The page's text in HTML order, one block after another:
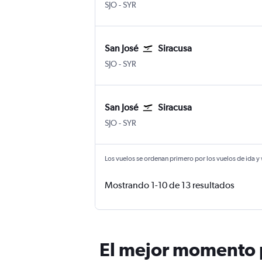
SJOSan José Internacional Juan Santamaría
-SYR
San José Siracusa
SJOSan José Internacional Juan Santamaría
-SYR
San José Siracusa
SJOSan José Internacional Juan Santamaría
-SYR
Los vuelos se ordenan primero por los vuelos de ida
Mostrando 1-10 de 13 resultados
El mejor momento